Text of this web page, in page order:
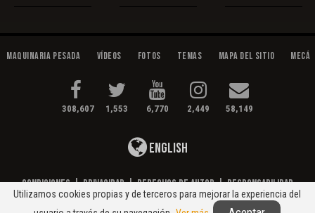
Maquinaria Pesada Vídeos Fotos Temas Mapa del Sitio
308,607 1,553 6,770 2,449 58,149
English
Condiciones|Privacidad|Derechos de Autor|Responsabilidad
© 2020 Maquinaria Pesada. Operación, Mecánica, Mantenimiento...
Utilizamos cookies propias y de terceros para mejorar la experiencia del